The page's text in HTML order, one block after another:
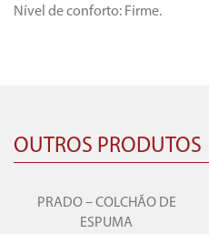
Nível de conforto: Firme.
OUTROS PRODUTOS
PRADO – COLCHÃO DE
ESPUMA